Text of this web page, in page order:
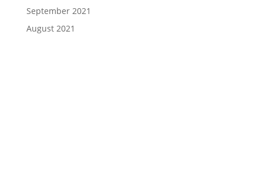
September 2021
August 2021